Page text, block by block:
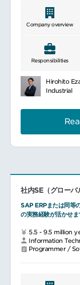
Company overview
Responsibilities
Hirohito
Industrial
社内SE（グローバ
SAP ERPまたは同等
の実務経験が活かせま
5.5 - 9.5 million
Information
Programmer /